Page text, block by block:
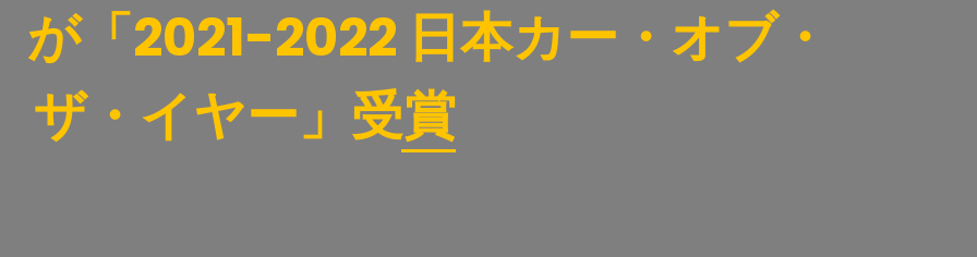
が「2021-2022 日本カー・オブ・
ザ・イヤー」受賞